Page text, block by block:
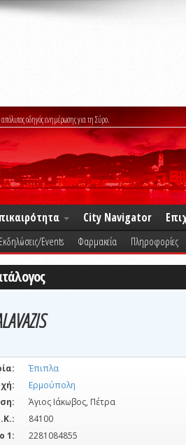
οδηγός ενημέρωσης για τη Σύρο.
City Navigator
Εκδηλώσεις/Events Φαρμακεία Πληροφορίες
Έπιπλα
Ερμούπολη
Άγιος Ιάκωβος, Πέτρα
84100
1:
2281084855